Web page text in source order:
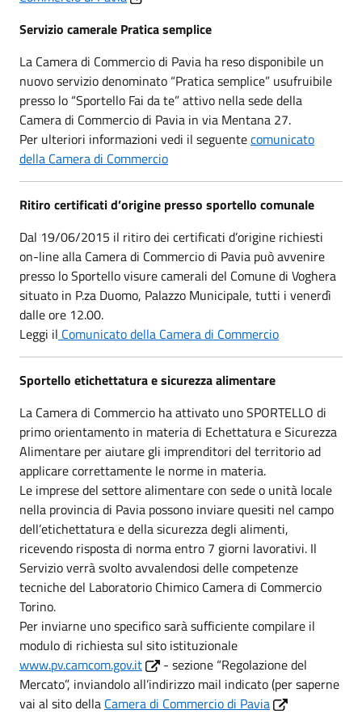
Servizio camerale Pratica semplice
La Camera di Commercio di Pavia ha reso disponibile un
nuovo servizio denominato “Pratica semplice” usufruibile
presso lo “Sportello Fai da te” attivo nella sede della
Camera di Commercio di Pavia in via Mentana 27.
Per ulteriori informazioni vedi il seguentecomunicato
della Camera di Commercio
Ritiro certificati d’origine presso sportello comunale
Dal 19/06/2015 il ritiro dei certificati d’origine richiesti
on-line alla Camera di Commercio di Pavia può avvenire
presso lo Sportello visure camerali del Comune di Voghera
situato in P.za Duomo, Palazzo Municipale, tutti i venerdì
dalle ore 12.00.
Leggi il Comunicato della Camera di Commercio
Sportello etichettatura e sicurezza alimentare
La Camera di Commercio ha attivato uno SPORTELLO di
primo orientamento in materia di Echettatura e Sicurezza
Alimentare per aiutare gli imprenditori del territorio ad
applicare correttamente le norme in materia.
Le imprese del settore alimentare con sede o unità locale
nella provincia di Pavia possono inviare quesiti nel campo
dell’etichettatura e della sicurezza degli alimenti,
ricevendo risposta di norma entro 7 giorni lavorativi. Il
Servizio verrà svolto avvalendosi delle competenze
tecniche del Laboratorio Chimico Camera di Commercio
Torino.
Per inviarne uno specifico sarà sufficiente compilare il
modulo di richiesta sul sito istituzionale
www.pv.camcom.gov.it
- sezione “Regolazione del
Mercato”, inviandolo all’indirizzo mail indicato (per saperne
vai al sito della Camera di Commercio di Pavia